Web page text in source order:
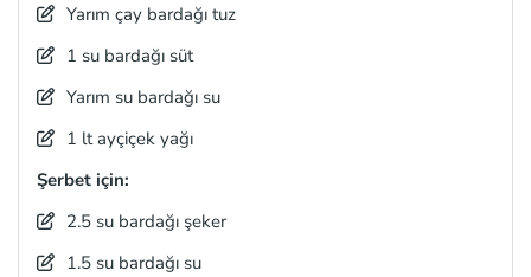
Yarım çay bardağı tuz
1 su bardağı süt
Yarım su bardağı su
1 lt ayçiçek yağı
Şerbet için:
2.5 su bardağı şeker
1.5 su bardağı su